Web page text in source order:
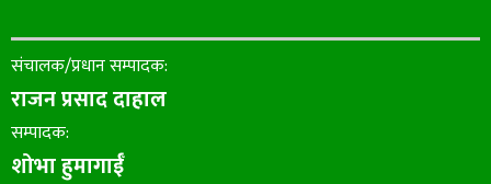
संचालक/प्रधान सम्पादक:
राजन प्रसाद दाहाल
सम्पादक:
शोभा हुमागाईँ